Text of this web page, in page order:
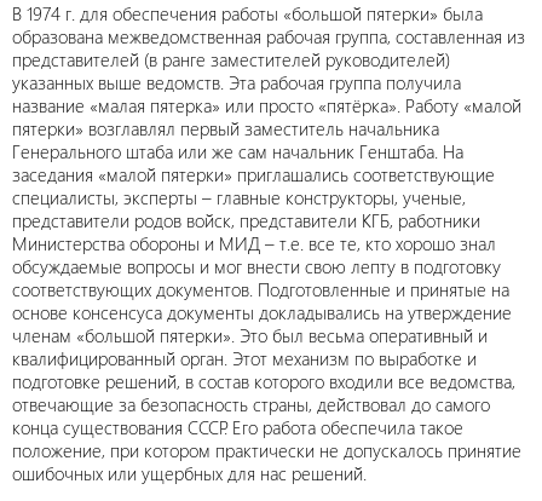
В 1974 г. для обеспечения работы «большой пятерки» была
образована межведомственная рабочая группа, составленная из
представителей (в ранге заместителей руководителей)
указанных выше ведомств. Эта рабочая группа получила
название «малая пятерка» или просто «пятёрка». Работу «малой
пятерки» возглавлял первый заместитель начальника
Генерального штаба или же сам начальник Генштаба. На
заседания «малой пятерки» приглашались соответствующие
специалисты, эксперты – главные конструкторы, ученые,
представители родов войск, представители КГБ, работники
Министерства обороны и МИД – т.е. все те, кто хорошо знал
обсуждаемые вопросы и мог внести свою лепту в подготовку
соответствующих документов. Подготовленные и принятые на
основе консенсуса документы докладывались на утверждение
членам «большой пятерки». Это был весьма оперативный и
квалифицированный орган. Этот механизм по выработке и
подготовке решений, в состав которого входили все ведомства,
отвечающие за безопасность страны, действовал до самого
конца существования СССР. Его работа обеспечила такое
положение, при котором практически не допускалось принятие
ошибочных или ущербных для нас решений.